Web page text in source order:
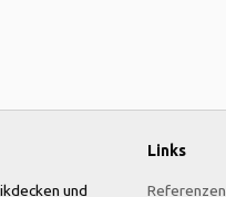
und
Links
Referenzen